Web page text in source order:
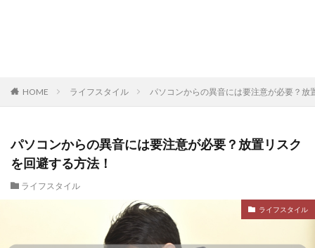
HOME ライフスタイル パソコンからの異音には要注意が必要？放
パソコンからの異音には要注意が必要？放置リスク
を回避する方法！
ライフスタイル
ライフスタイル